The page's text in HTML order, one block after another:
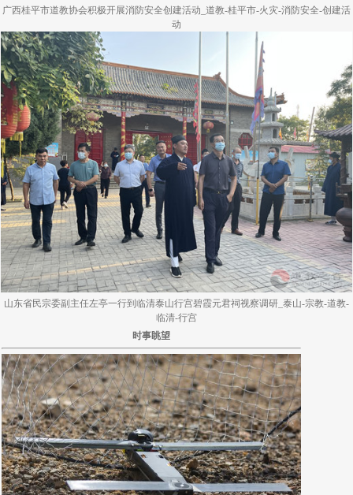
广西桂平市道教协会积极开展消防安全创建活动_道教-桂平市-火灾-消防安全-创建活
动
山东省民宗委副主任左亭一行到临清泰山行宫碧霞元君祠视察调研_泰山-宗教-道教-
临清-行宫
时事眺望